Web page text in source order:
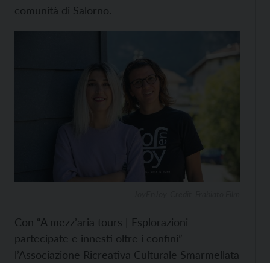
comunità di Salorno.
Con “A mezz’aria tours | Esplorazioni
partecipate e innesti oltre i confini”
l’Associazione Ricreativa Culturale Smarmellata